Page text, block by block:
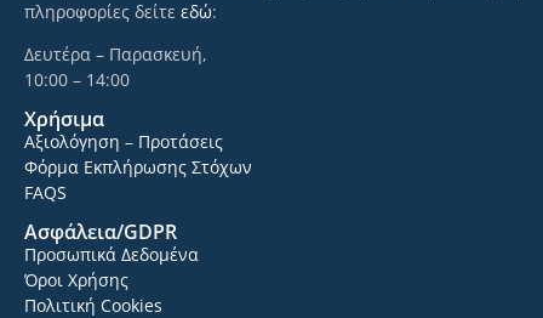
πληροφορίες δείτε εδώ:
Δευτέρα – Παρασκευή,
10:00 – 14:00
Χρήσιμα
Αξιολόγηση – Προτάσεις
Φόρμα Εκπλήρωσης Στόχων
FAQS
Ασφάλεια/GDPR
Προσωπικά Δεδομένα
Όροι Χρήσης
Πολιτική Cookies